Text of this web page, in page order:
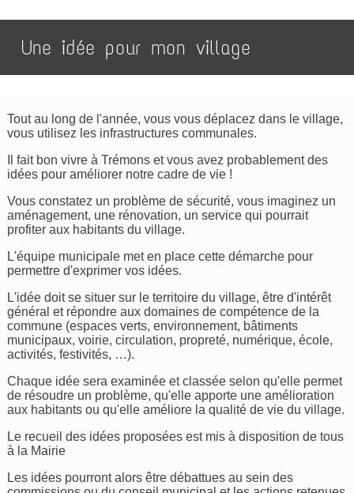
Une idée pour mon village
Tout au long de l'année, vous vous déplacez dans le village,
vous utilisez les infrastructures communales.
Il fait bon vivre à Trémons et vous avez probablement des
idées pour améliorer notre cadre de vie !
Vous constatez un problème de sécurité, vous imaginez un
aménagement, une rénovation, un service qui pourrait
profiter aux habitants du village.
L'équipe municipale met en place cette démarche pour
permettre d'exprimer vos idées.
L'idée doit se situer sur le territoire du village, être d'intérêt
général et répondre aux domaines de compétence de la
commune (espaces verts, environnement, bâtiments
municipaux, voirie, circulation, propreté, numérique, école,
activités, festivités, …).
Chaque idée sera examinée et classée selon qu'elle permet
de résoudre un problème, qu'elle apporte une amélioration
aux habitants ou qu'elle améliore la qualité de vie du village.
Le recueil des idées proposées est mis à disposition de tous
à la Mairie
Les idées pourront alors être débattues au sein des